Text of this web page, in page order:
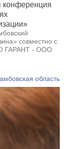
конференция
совместно с
ГАРАНТ - ООО
область